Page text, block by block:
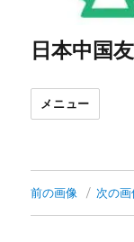
日本中国
メニュー
前の画像 次の画